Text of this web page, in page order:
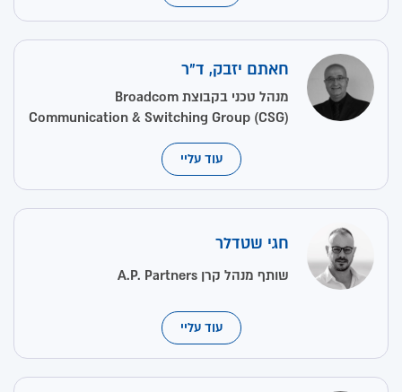
חאתם יזבק, ד"ר
מנהל טכני בקבוצת Broadcom
Communication & Switching Group (CSG)
עוד עליי
חגי שטדלר
שותף מנהל קרן A.P. Partners
עוד עליי